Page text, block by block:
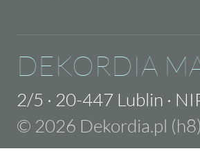
DEKORDIA
2/5 · 20-447 Lublin ·
© 2026 Dekordia.pl (h8)